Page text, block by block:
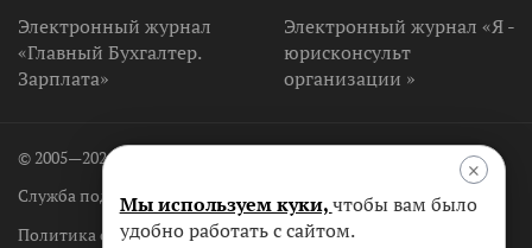
Электронный журнал
«Главный Бухгалтер.
Зарплата»
Электронный журнал «Я -
юрисконсульт
организации »
© 2005—2026 ООО «Агентство Владимира Гревцова»
Служба поддержки
Политика обработки персональных данных
×
Мы используем куки,чтобы вам было
удобно работать с сайтом.